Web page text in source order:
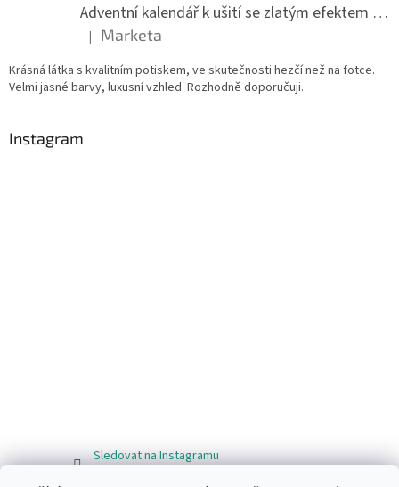
Adventní kalendář k ušití se zlatým efektem 042Q
Hodnocení produktu je 5 z 5 hvězdiček.
| Marketa
Krásná látka s kvalitním potiskem, ve skutečnosti hezčí než na fotce.
Velmi jasné barvy, luxusní vzhled. Rozhodně doporučuji.
Instagram
Sledovat na Instagramu